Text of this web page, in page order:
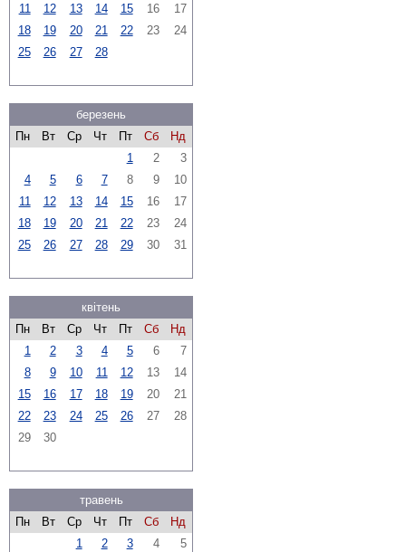
11 12 13 14 15 16
17
18
19 20 21 22 23
24
25
26 27 28
березень
Пн
Вт Ср Чт Пт Сб
Нд
1
2
3
4
5 6 7 8 9
10
11
12 13 14 15 16
17
18
19 20 21 22 23
24
25
26 27 28 29 30 31
квітень
Пн
Вт Ср Чт Пт Сб
Нд
1
2 3 4 5 6
7
8
9 10 11 12 13
14
15
16 17 18 19 20
21
22
23 24 25 26 27
28
29
30
травень
Пн
Вт Ср Чт Пт Сб
Нд
1
2 3 4
5